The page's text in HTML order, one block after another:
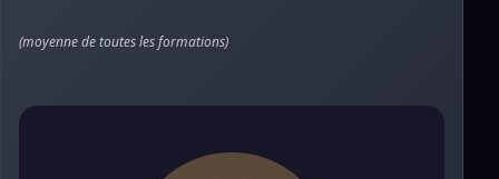
(moyenne de toutes les formations)